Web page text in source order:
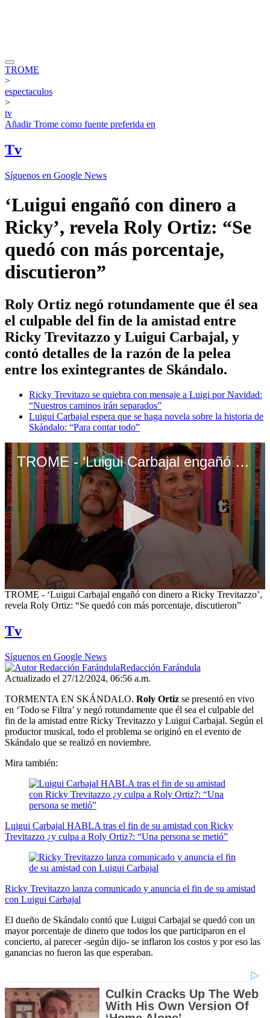
TROME
>
espectaculos
>
tv
AñadirTrome como fuente preferida en
Tv
Síguenos en Google News
‘Luigui engañó con dinero a
Ricky’, revela Roly Ortiz: “Se
quedó con más porcentaje,
discutieron”
Roly Ortiz negó rotundamente que él sea
el culpable del fin de la amistad entre
Ricky Trevitazzo y Luigui Carbajal, y
contó detalles de la razón de la pelea
entre los exintegrantes de Skándalo.
Ricky Trevitazo se quiebra con mensaje a Luigi por Navidad:
“Nuestros caminos irán separados”
Luigui Carbajal espera que se haga novela sobre la historia de
Skándalo: “Para contar todo”
TROME - ‘Luigui Carbajal engañó con dinero a Ricky Trevitazzo’, revela Roly Ortiz: “Se quedó con más porcentaje, discutieron”
0
seconds
minutes,
27
seconds
TROME - ‘Luigui Carbajal engañó con dinero a Ricky Trevitazzo’,
revela Roly Ortiz: “Se quedó con más porcentaje, discutieron”
Tv
Síguenos en Google News
Redacción Farándula
Actualizado el 27/12/2024, 06:56 a.m.
TORMENTA EN SKÁNDALO. Roly Ortiz se presentó en vivo
en ‘Todo se Filtra’ y negó rotundamente que él sea el culpable del
fin de la amistad entre Ricky Trevitazzo y Luigui Carbajal. Según el
productor musical, todo el problema se originó en el evento de
Skándalo que se realizó en noviembre.
Mira también:
Luigui Carbajal HABLA tras el fin de su amistad con Ricky
Trevitazzo ¿y culpa a Roly Ortiz?: “Una persona se metió”
Ricky Trevitazzo lanza comunicado y anuncia el fin de su amistad
con Luigui Carbajal
El dueño de Skándalo contó que Luigui Carbajal se quedó con un
mayor porcentaje de dinero que todos los que participaron en el
concierto, al parecer -según dijo- se inflaron los costos y por eso las
ganancias no fueron las que esperaban.